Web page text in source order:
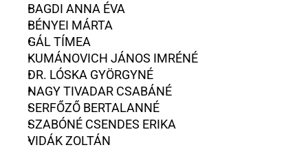
BAGDI ANNA ÉVA
BÉNYEI MÁRTA
GÁL TÍMEA
KUMÁNOVICH JÁNOS IMRÉNÉ
DR. LÓSKA GYÖRGYNÉ
NAGY TIVADAR CSABÁNÉ
SERFŐZŐ BERTALANNÉ
SZABÓNÉ CSENDES ERIKA
VIDÁK ZOLTÁN